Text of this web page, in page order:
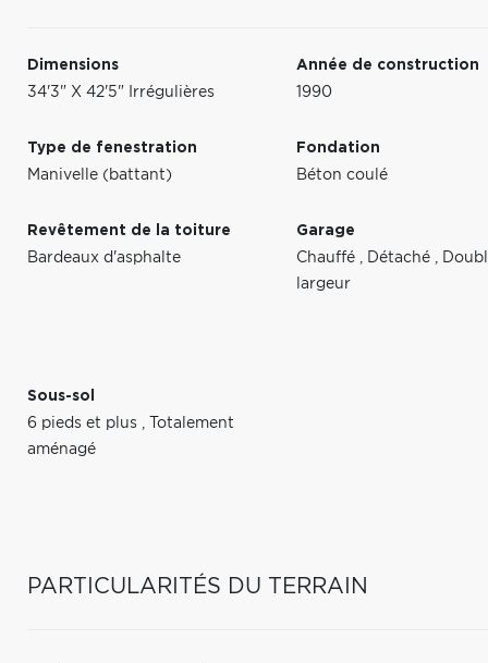
Dimensions
34'3" X 42'5" Irrégulières
Année de construction
1990
Type de fenestration
Manivelle (battant)
Fondation
Béton coulé
Revêtement de la toiture
Bardeaux d'asphalte
Garage
Chauffé , Détaché ,
largeur
Sous-sol
6 pieds et plus ,
Totalement
aménagé
PARTICULARITÉS DU TERRAIN